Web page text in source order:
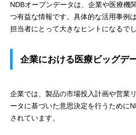
NDBオープンデータは、企業や医療機
つ有益な情報です。具体的な活用事例
担当者にとって大きなヒントになるでし
企業における医療ビッグデ
企業では、製品の市場投入計画や営業
ータに基づいた意思決定を行うために
されています。